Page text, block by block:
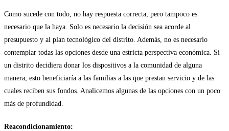
Como sucede con todo, no hay respuesta correcta, pero tampoco es
necesario que la haya. Solo es necesario la decisión sea acorde al
presupuesto y al plan tecnológico del distrito. Además, no es necesario
contemplar todas las opciones desde una estricta perspectiva económica. Si
un distrito decidiera donar los dispositivos a la comunidad de alguna
manera, esto beneficiaría a las familias a las que prestan servicio y de las
cuales reciben sus fondos. Analicemos algunas de las opciones con un poco
más de profundidad.
Reacondicionamiento: